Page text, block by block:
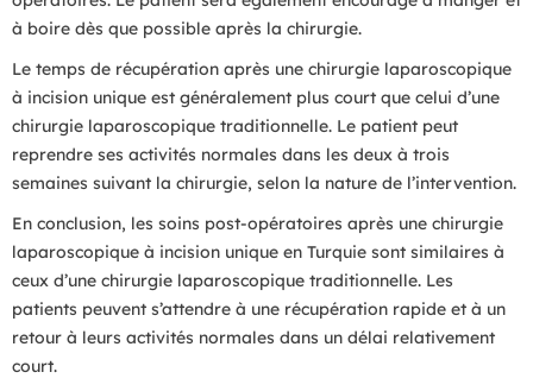
à boire dès que possible après la chirurgie.
Le temps de récupération après une chirurgie laparoscopique
à incision unique est généralement plus court que celui d’une
chirurgie laparoscopique traditionnelle. Le patient peut
reprendre ses activités normales dans les deux à trois
semaines suivant la chirurgie, selon la nature de l’intervention.
En conclusion, les soins post-opératoires après une chirurgie
laparoscopique à incision unique en Turquie sont similaires à
ceux d’une chirurgie laparoscopique traditionnelle. Les
patients peuvent s’attendre à une récupération rapide et à un
retour à leurs activités normales dans un délai relativement
court.